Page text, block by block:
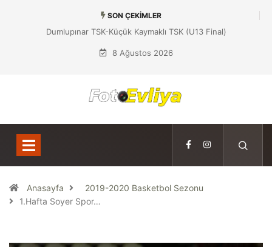
SON ÇEKIMLER
Dumlupınar TSK-Küçük Kaymaklı TSK (U13 Final)
8 Ağustos 2026
Anasayfa
2019-2020 Basketbol Sezonu
1.Hafta Soyer Spor…